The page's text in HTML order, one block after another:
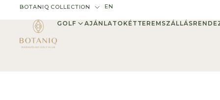
BOTANIQ COLLECTION EN
GOLF AJÁNLATOKÉTTEREM SZÁLLÁS